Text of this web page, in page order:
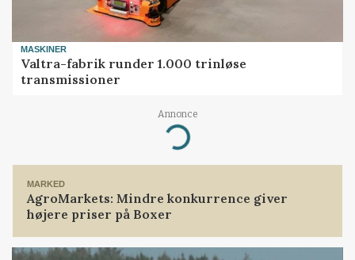
MASKINER
Valtra-fabrik runder 1.000 trinløse
transmissioner
Annonce
Loading...
MARKED
AgroMarkets: Mindre konkurrence giver
højere priser på Boxer